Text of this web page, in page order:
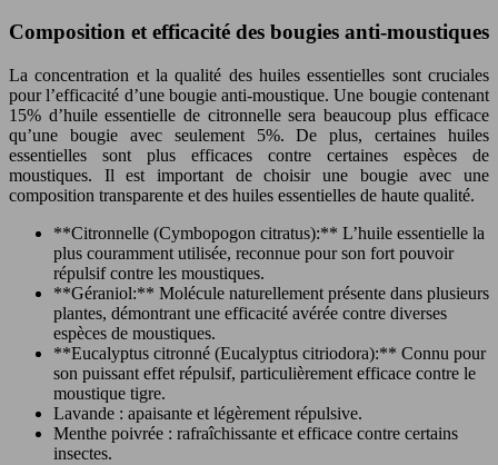
Composition et efficacité des bougies anti-moustiques
La concentration et la qualité des huiles essentielles sont cruciales
pour l’efficacité d’une bougie anti-moustique. Une bougie contenant
15% d’huile essentielle de citronnelle sera beaucoup plus efficace
qu’une bougie avec seulement 5%. De plus, certaines huiles
essentielles sont plus efficaces contre certaines espèces de
moustiques. Il est important de choisir une bougie avec une
composition transparente et des huiles essentielles de haute qualité.
**Citronnelle (Cymbopogon citratus):** L’huile essentielle la
plus couramment utilisée, reconnue pour son fort pouvoir
répulsif contre les moustiques.
**Géraniol:** Molécule naturellement présente dans plusieurs
plantes, démontrant une efficacité avérée contre diverses
espèces de moustiques.
**Eucalyptus citronné (Eucalyptus citriodora):** Connu pour
son puissant effet répulsif, particulièrement efficace contre le
moustique tigre.
Lavande : apaisante et légèrement répulsive.
Menthe poivrée : rafraîchissante et efficace contre certains
insectes.